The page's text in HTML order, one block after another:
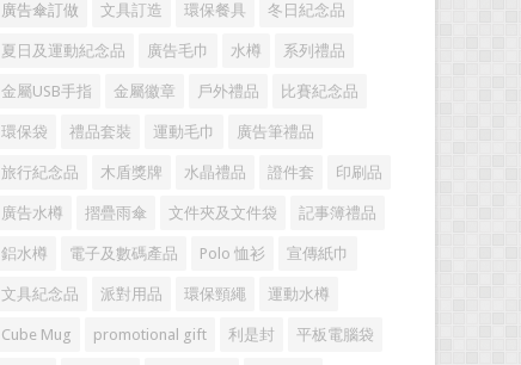
廣告傘訂做 文具訂造 環保餐具 冬日紀念品
夏日及運動紀念品 廣告毛巾 水樽 系列禮品
金屬USB手指 金屬徽章 戶外禮品 比賽紀念品
環保袋 禮品套裝 運動毛巾 廣告筆禮品
旅行紀念品 木盾獎牌 水晶禮品 證件套 印刷品
廣告水樽 摺疊雨傘 文件夾及文件袋 記事簿禮品
鋁水樽 電子及數碼產品 Polo 恤衫 宣傳紙巾
文具紀念品 派對用品 環保頸繩 運動水樽
Cube Mug promotional gift 利是封 平板電腦袋